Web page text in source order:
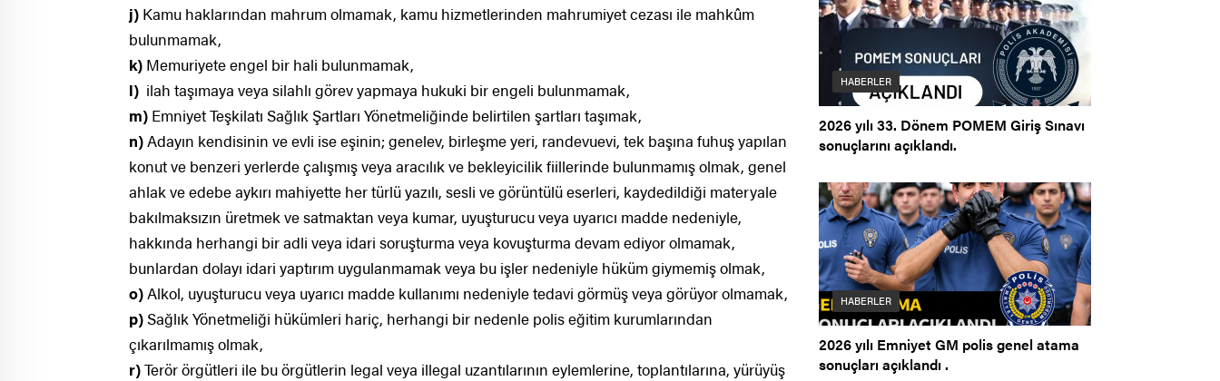
j) Kamu haklarından mahrum olmamak, kamu hizmetlerinden mahrumiyet cezası ile mahkûm
bulunmamak,
k) Memuriyete engel bir hali bulunmamak,
l) ilah taşımaya veya silahlı görev yapmaya hukuki bir engeli bulunmamak,
m) Emniyet Teşkilatı Sağlık Şartları Yönetmeliğinde belirtilen şartları taşımak,
n)Adayın kendisinin ve evli ise eşinin; genelev, birleşme yeri, randevuevi, tek başına fuhuş yapılan
konut ve benzeri yerlerde çalışmış veya aracılık ve bekleyicilik fiillerinde bulunmamış olmak, genel
ahlak ve edebe aykırı mahiyette her türlü yazılı, sesli ve görüntülü eserleri, kaydedildiği materyale
bakılmaksızın üretmek ve satmaktan veya kumar, uyuşturucu veya uyarıcı madde nedeniyle,
hakkında herhangi bir adli veya idari soruşturma veya kovuşturma devam ediyor olmamak,
bunlardan dolayı idari yaptırım uygulanmamak veya bu işler nedeniyle hüküm giymemiş olmak,
o)Alkol, uyuşturucu veya uyarıcı madde kullanımı nedeniyle tedavi görmüş veya görüyor olmamak,
p)Sağlık Yönetmeliği hükümleri hariç, herhangi bir nedenle polis eğitim kurumlarından
çıkarılmamış olmak,
r)Terör örgütleri ile bu örgütlerin legal veya illegal uzantılarının eylemlerine, toplantılarına, yürüyüş
HABERLER
2026 yılı 33. Dönem POMEM Giriş Sınavı
sonuçlarını açıklandı.
HABERLER
2026 yılı Emniyet GM polis genel atama
sonuçları açıklandı .